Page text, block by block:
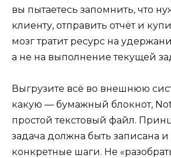
вы пытаетесь запомнить, что
клиенту, отправить отчёт и
мозг тратит ресурс на
а не на выполнение текущей
Выгрузите всё во внешнюю
какую — бумажный блокнот,
простой текстовый файл.
задача должна быть записана и
конкретные шаги. Не